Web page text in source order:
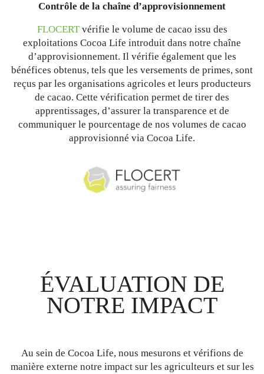
Contrôle de la chaîne d’approvisionnement
FLOCERTvérifie le volume de cacao issu des
exploitations Cocoa Life introduit dans notre chaîne
d’approvisionnement. Il vérifie également que les
bénéfices obtenus, tels que les versements de primes, sont
reçus par les organisations agricoles et leurs producteurs
de cacao. Cette vérification permet de tirer des
apprentissages, d’assurer la transparence et de
communiquer le pourcentage de nos volumes de cacao
approvisionné via Cocoa Life.
ÉVALUATION DE
NOTRE IMPACT
Au sein de Cocoa Life, nous mesurons et vérifions de
manière externe notre impact sur les agriculteurs et sur les